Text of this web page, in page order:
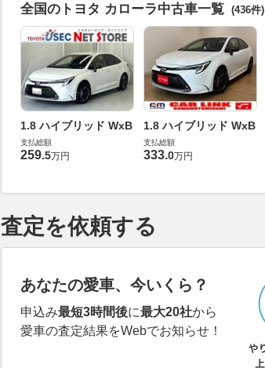
全国のトヨタ カローラ中古車一覧 (436件)
1.8 ハイブリッド WxB
支払総額
259.5万円
1.8 ハイブリッド WxB
支払総額
333.0万円
査定を依頼する
あなたの愛車、今いくら？
申込み最短3時間後に最大20社から
愛車の査定結果をWebでお知らせ！